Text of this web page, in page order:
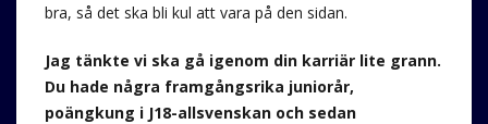
bra, så det ska bli kul att vara på den sidan.
Jag tänkte vi ska gå igenom din karriär lite grann.
Du hade några framgångsrika juniorår,
poängkung i J18-allsvenskan och sedan